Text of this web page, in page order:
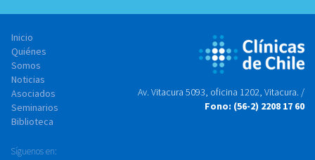
Inicio
Quiénes
Somos
Noticias
Asociados
Seminarios
Biblioteca
Av. Vitacura 5093, oficina 1202, Vitacura. /
Fono: (56-2) 2208 17 60
Síguenos en: